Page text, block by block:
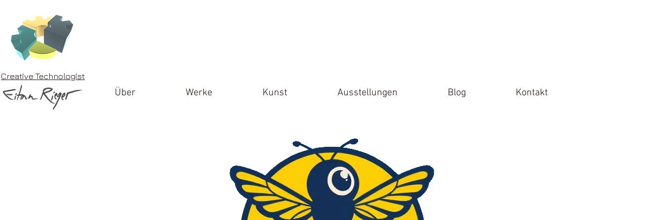
Creative Technologist
Über Werke Kunst Ausstellungen Blog Kontakt